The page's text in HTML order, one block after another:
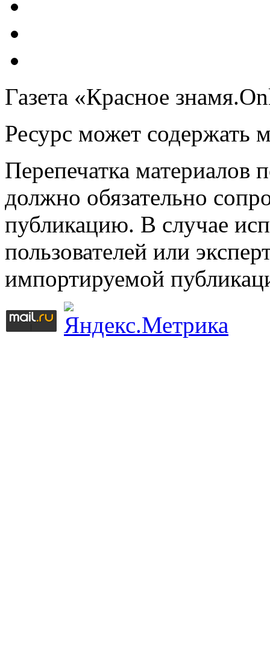
Газета «Красное
Ресурс может содержать
Перепечатка материалов
должно обязательно
публикацию. В случае
пользователей или
импортируемой